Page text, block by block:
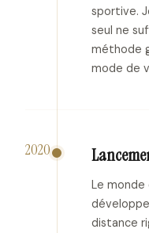
sportive.
seul ne
méthode
mode de
2020
Le monde
distance